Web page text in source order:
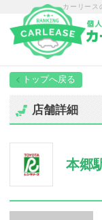
カーリース
トップページ
エリア別ラン
店舗詳細
本郷